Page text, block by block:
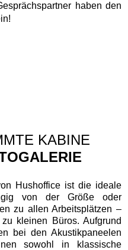
haben den
KABINE
Hushoffice ist die ideale
von der Größe oder
zu allen Arbeitsplätzen –
kleinen Büros. Aufgrund
bei den Akustikpaneelen
sowohl in klassische